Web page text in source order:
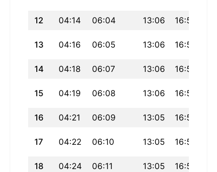
12 04:14 06:04 13:06 16:59
13 04:16 06:05 13:06 16:59
14 04:18 06:07 13:06 16:58
15 04:19 06:08 13:06 16:57
16 04:21 06:09 13:05 16:57
17 04:22 06:10 13:05 16:56
18 04:24 06:11 13:05 16:55